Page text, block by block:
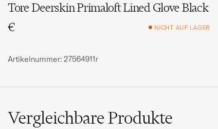
Tore Deerskin Primaloft Lined Glove Black
€
NICHT AUF LAGER
Artikelnummer: 27564911r
VergleichbareProdukte